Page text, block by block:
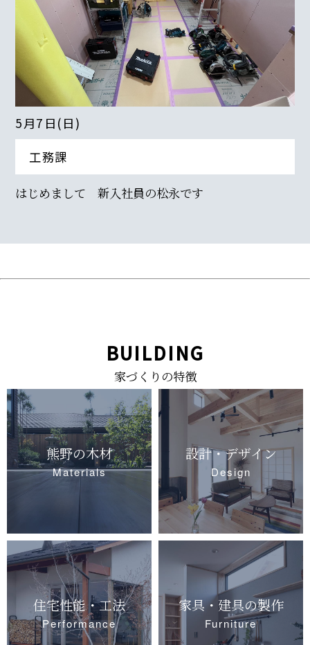
5月7日(日)
工務課
はじめまして 新入社員の松永です
BUILDING
家づくりの特徴
熊野の木材
Materials
設計・デザイン
Design
住宅性能・工法
Performance
家具・建具の製作
Furniture